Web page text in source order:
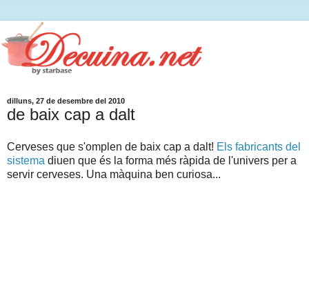
dilluns, 27 de desembre del 2010
de baix cap a dalt
Cerveses que s'omplen de baix cap a dalt! Els fabricants del
sistema diuen que és la forma més ràpida de l'univers per a
servir cerveses. Una màquina ben curiosa...